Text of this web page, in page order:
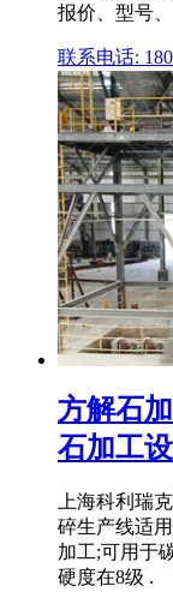
报价、型号
联系电话: 180
方解石
石加工
上海科利瑞
碎生产线适
加工;可用于
硬度在8级 .